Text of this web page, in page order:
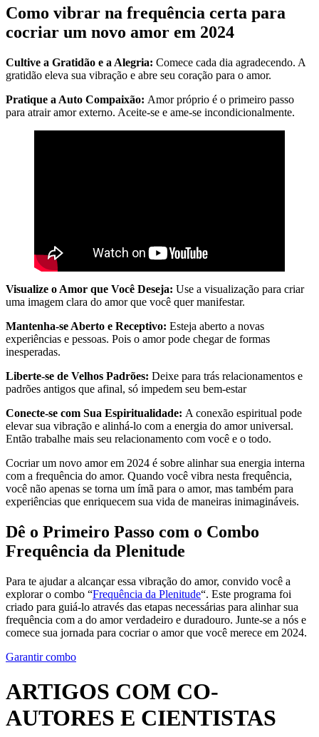
Como vibrar na frequência certa para
cocriar um novo amor em 2024
Cultive a Gratidão e a Alegria: Comece cada dia agradecendo. A
gratidão eleva sua vibração e abre seu coração para o amor.
Pratique a Auto Compaixão: Amor próprio é o primeiro passo
para atrair amor externo. Aceite-se e ame-se incondicionalmente.
Visualize o Amor que Você Deseja: Use a visualização para criar
uma imagem clara do amor que você quer manifestar.
Mantenha-se Aberto e Receptivo: Esteja aberto a novas
experiências e pessoas. Pois o amor pode chegar de formas
inesperadas.
Liberte-se de Velhos Padrões: Deixe para trás relacionamentos e
padrões antigos que afinal, só impedem seu bem-estar
Conecte-se com Sua Espiritualidade: A conexão espiritual pode
elevar sua vibração e alinhá-lo com a energia do amor universal.
Então trabalhe mais seu relacionamento com você e o todo.
Cocriar um novo amor em 2024 é sobre alinhar sua energia interna
com a frequência do amor. Quando você vibra nesta frequência,
você não apenas se torna um ímã para o amor, mas também para
experiências que enriquecem sua vida de maneiras inimagináveis.
Dê o Primeiro Passo com o Combo
Frequência da Plenitude
Para te ajudar a alcançar essa vibração do amor, convido você a
explorar o combo “Frequência da Plenitude“. Este programa foi
criado para guiá-lo através das etapas necessárias para alinhar sua
frequência com a do amor verdadeiro e duradouro. Junte-se a nós e
comece sua jornada para cocriar o amor que você merece em 2024.
Garantir combo
ARTIGOS COM CO-
AUTORES E CIENTISTAS